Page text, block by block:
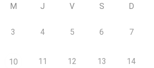
M J V S D
3 4 5 6 7
10 11 12 13 14